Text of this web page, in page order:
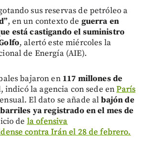
sus reservas de petróleo a
, en un contexto de guerra en
está castigando el suministro
, alertó este miércoles la
de Energía (AIE).
bajaron en 117 millones de
, indicó la agencia con sede enParís
El dato se añade albajón de
ya registrado en el mes de
de la ofensiva
contra Irán el 28 de febrero.